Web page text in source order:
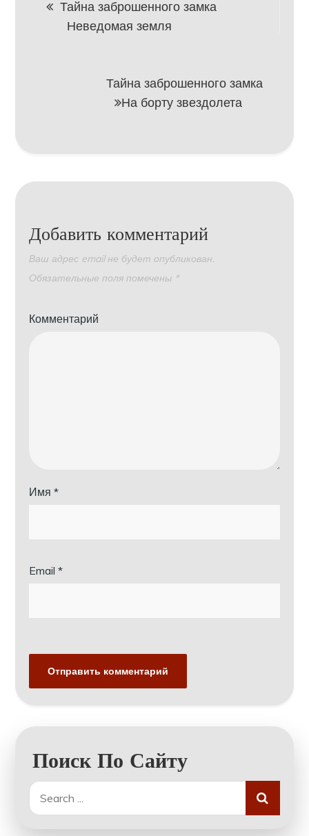
записям
Тайна заброшенного замка
Неведомая земля
Тайна заброшенного замка
На борту звездолета
Добавить комментарий
Ваш адрес email не будет опубликован.
Обязательные поля помечены *
Комментарий
Имя*
Email*
Поиск По Сайту
Search
for: